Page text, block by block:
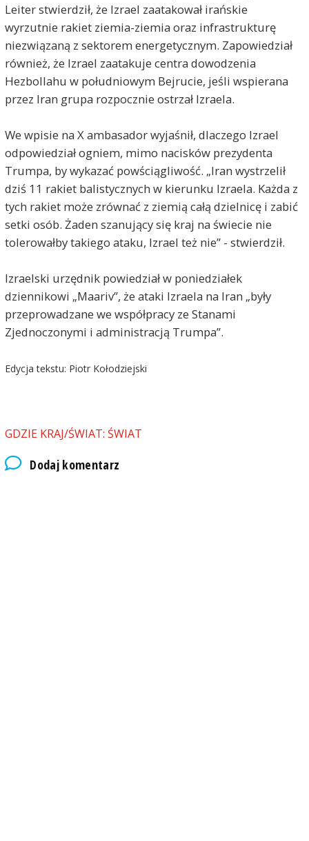
Leiter stwierdził, że Izrael zaatakował irańskie
wyrzutnie rakiet ziemia-ziemia oraz infrastrukturę
niezwiązaną z sektorem energetycznym. Zapowiedział
również, że Izrael zaatakuje centra dowodzenia
Hezbollahu w południowym Bejrucie, jeśli wspierana
przez Iran grupa rozpocznie ostrzał Izraela.
We wpisie na X ambasador wyjaśnił, dlaczego Izrael
odpowiedział ogniem, mimo nacisków prezydenta
Trumpa, by wykazać powściągliwość. „Iran wystrzelił
dziś 11 rakiet balistycznych w kierunku Izraela. Każda z
tych rakiet może zrównać z ziemią całą dzielnicę i zabić
setki osób. Żaden szanujący się kraj na świecie nie
tolerowałby takiego ataku, Izrael też nie” - stwierdził.
Izraelski urzędnik powiedział w poniedziałek
dziennikowi „Maariv”, że ataki Izraela na Iran „były
przeprowadzane we współpracy ze Stanami
Zjednoczonymi i administracją Trumpa”.
Edycja tekstu: Piotr Kołodziejski
GDZIE KRAJ/ŚWIAT: ŚWIAT
Dodaj komentarz